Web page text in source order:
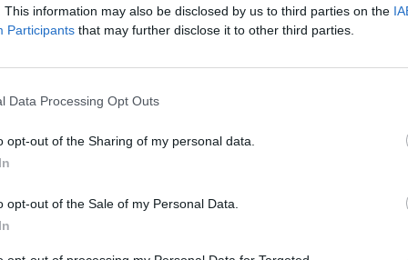
This information may also be disclosed by us to third parties on the
Participants that may further disclose it to other third parties.
Data Processing Opt Outs
opt-out of the Sharing of my personal data.
opt-out of the Sale of my Personal Data.
vasemmalla jalalla ja Norwich johtoon.
maalin karkumatkalle reilun puolen tunnin pelin jälkeen
Birmingham tuli vielä ensimmäisen puoliajan
kunnes tuttu mies iski ottelun
Birmingham-puolustuksen kautta Pukille, jolla oli
Näin Norwichille vierasvoitto ja kolme pistettä.